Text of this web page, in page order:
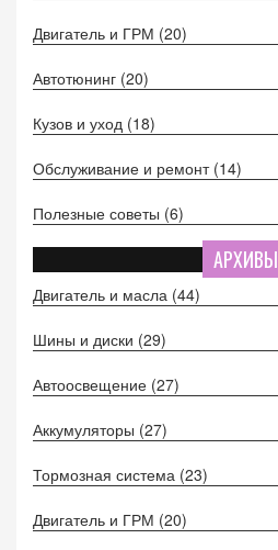
Двигатель и ГРМ (20)
Автотюнинг (20)
Кузов и уход (18)
Обслуживание и ремонт (14)
Полезные советы (6)
АРХИВЫ
Двигатель и масла (44)
Шины и диски (29)
Автоосвещение (27)
Аккумуляторы (27)
Тормозная система (23)
Двигатель и ГРМ (20)